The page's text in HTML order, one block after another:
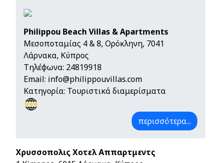
Philippou Beach Villas & Apartments
Μεσοποταμίας 4 & 8, Ορόκληνη, 7041
Λάρνακα, Κύπρος
Τηλέφωνα: 24819918
Email: info@philippouvillas.com
Κατηγορία: Τουριστικά διαμερίσματα
περισσότερα...
Χρυσσοπολις Χοτελ Αππαρτμεντς